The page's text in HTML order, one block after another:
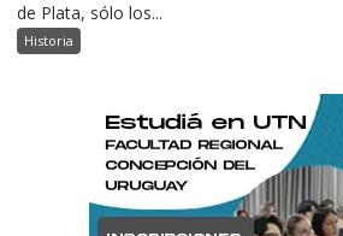
de Plata, sólo los...
Historia